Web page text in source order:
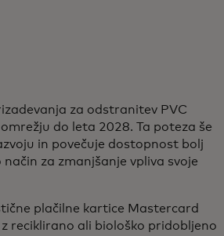
za odstranitev PVC
do leta 2028. Ta poteza še
in povečuje dostopnost bolj
za zmanjšanje vpliva svoje
plačilne kartice Mastercard
reciklirano ali biološko pridobljeno